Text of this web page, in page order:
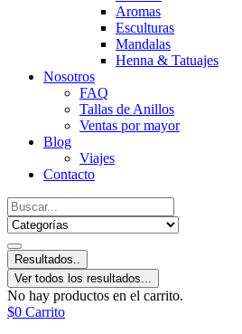
Aromas
Esculturas
Mandalas
Henna & Tatuajes
Nosotros
FAQ
Tallas de Anillos
Ventas por mayor
Blog
Viajes
Contacto
Resultados..
Ver todos los resultados...
No hay productos en el carrito.
$0 Carrito